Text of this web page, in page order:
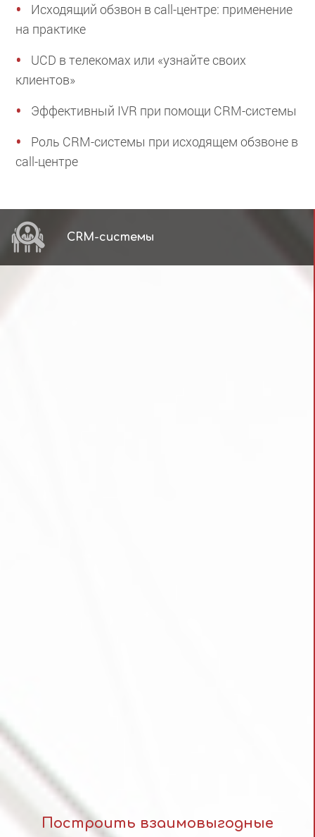
Исходящий обзвон в call-центре: применение
на практике
UCD в телекомах или «узнайте своих
клиентов»
Эффективный IVR при помощи CRM-системы
Роль CRM-системы при исходящем обзвоне в
call-центре
CRM-системы
Построить взаимовыгодные